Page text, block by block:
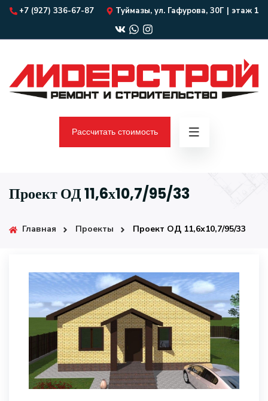
+7 (927) 336-67-87 Туймазы, ул. Гафурова, 30Г | этаж 1
Рассчитать стоимость
Проект ОД 11,6х10,7/95/33
Главная Проекты Проект ОД 11,6х10,7/95/33